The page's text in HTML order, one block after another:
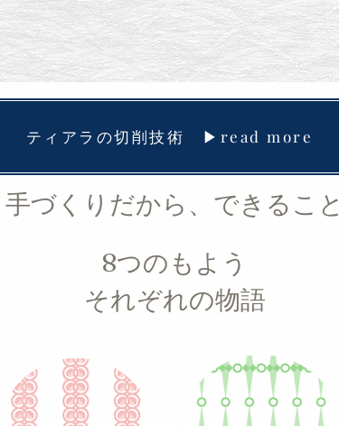
ティアラの切削技術 ▶read more
手づくりだから、できること
8つのもよう
それぞれの物語